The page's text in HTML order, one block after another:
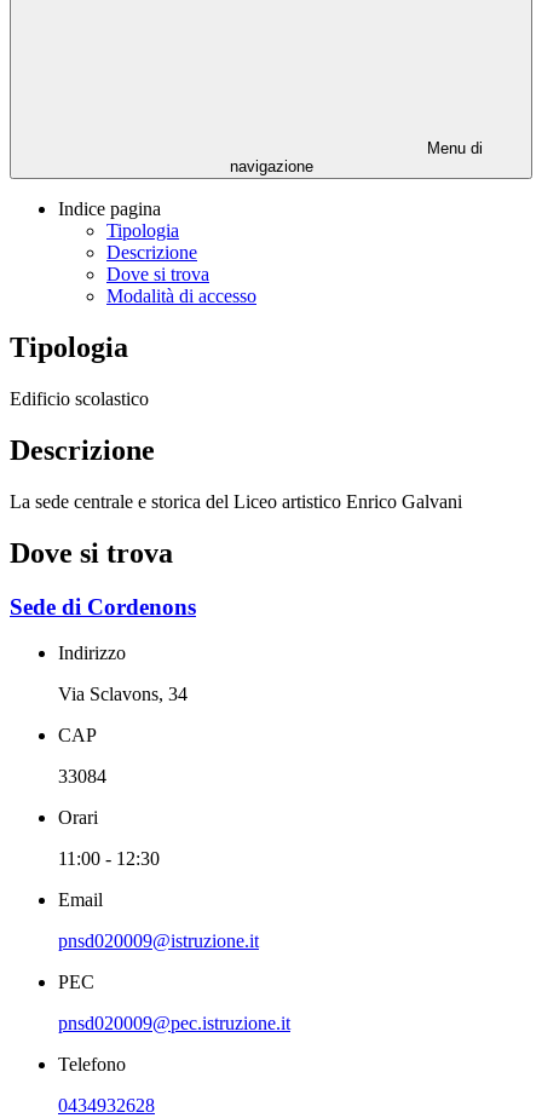
Menu di
navigazione
Indice pagina
Tipologia
Descrizione
Dove si trova
Modalità di accesso
Tipologia
Edificio scolastico
Descrizione
La sede centrale e storica del Liceo artistico Enrico Galvani
Dove si trova
Sede di Cordenons
Indirizzo
Via Sclavons, 34
CAP
33084
Orari
11:00 - 12:30
Email
pnsd020009@istruzione.it
PEC
pnsd020009@pec.istruzione.it
Telefono
0434932628